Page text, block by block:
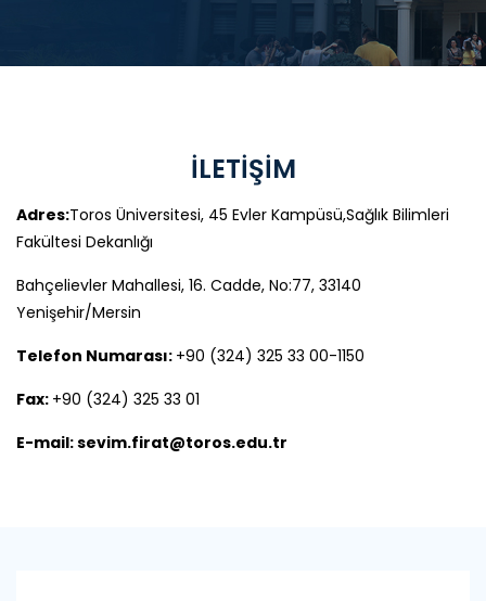
İLETİŞİM
Adres:Toros Üniversitesi, 45 Evler Kampüsü,Sağlık Bilimleri
Fakültesi Dekanlığı
Bahçelievler Mahallesi, 16. Cadde, No:77, 33140
Yenişehir/Mersin
Telefon Numarası: +90 (324) 325 33 00-1150
Fax: +90 (324) 325 33 01
E-mail: sevim.firat@toros.edu.tr